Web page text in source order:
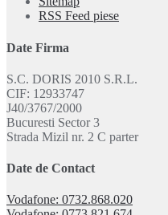
RSS Feed piese
Date Firma
S.C. DORIS 2010 S.R.L.
CIF: 12933747
J40/3767/2000
Bucuresti Sector 3
Strada Mizil nr. 2 C parter
Date de Contact
Vodafone: 0732.868.020